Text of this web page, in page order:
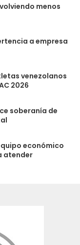
menos
a empresa
venezolanos
2026
soberanía de
económico
atender